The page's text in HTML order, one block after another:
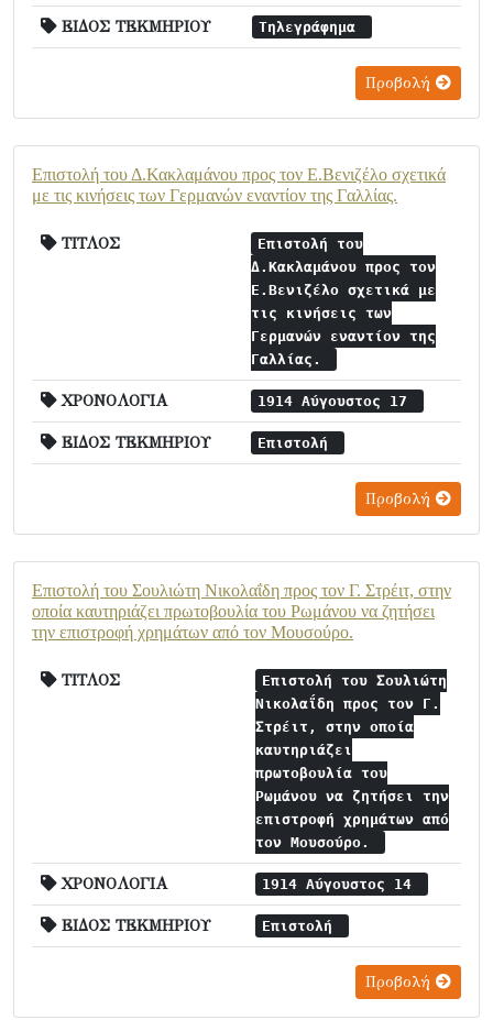
ΕΙΔΟΣ ΤΕΚΜΗΡΙΟΥ Τηλεγράφημα
Προβολή
Επιστολή του Δ.Κακλαμάνου προς τον Ε.Βενιζέλο σχετικά
με τις κινήσεις των Γερμανών εναντίον της Γαλλίας.
ΤΙΤΛΟΣ
Επιστολή του
Δ.Κακλαμάνου προς τον
Ε.Βενιζέλο σχετικά με
τις κινήσεις των
Γερμανών εναντίον της
Γαλλίας.
ΧΡΟΝΟΛΟΓΙΑ 1914 Αύγουστος 17
ΕΙΔΟΣ ΤΕΚΜΗΡΙΟΥ Επιστολή
Προβολή
Επιστολή του Σουλιώτη Νικολαΐδη προς τον Γ. Στρέιτ, στην
οποία καυτηριάζει πρωτοβουλία του Ρωμάνου να ζητήσει
την επιστροφή χρημάτων από τον Μουσούρο.
ΤΙΤΛΟΣ
Επιστολή του Σουλιώτη
Νικολαΐδη προς τον Γ.
Στρέιτ, στην οποία
καυτηριάζει
πρωτοβουλία του
Ρωμάνου να ζητήσει την
επιστροφή χρημάτων από
τον Μουσούρο.
ΧΡΟΝΟΛΟΓΙΑ 1914 Αύγουστος 14
ΕΙΔΟΣ ΤΕΚΜΗΡΙΟΥ Επιστολή
Προβολή